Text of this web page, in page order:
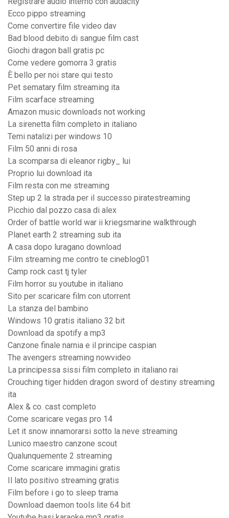
Ecco pippo streaming
Come convertire file video dav
Bad blood debito di sangue film cast
Giochi dragon ball gratis pc
Come vedere gomorra 3 gratis
È bello per noi stare qui testo
Pet sematary film streaming ita
Film scarface streaming
Amazon music downloads not working
La sirenetta film completo in italiano
Temi natalizi per windows 10
Film 50 anni di rosa
La scomparsa di eleanor rigby_ lui
Proprio lui download ita
Film resta con me streaming
Step up 2 la strada per il successo piratestreaming
Picchio dal pozzo casa di alex
Order of battle world war ii kriegsmarine walkthrough
Planet earth 2 streaming sub ita
A casa dopo luragano download
Film streaming me contro te cineblog01
Camp rock cast tj tyler
Film horror su youtube in italiano
Sito per scaricare film con utorrent
La stanza del bambino
Windows 10 gratis italiano 32 bit
Download da spotify a mp3
Canzone finale narnia e il principe caspian
The avengers streaming nowvideo
La principessa sissi film completo in italiano rai
Crouching tiger hidden dragon sword of destiny streaming
ita
Alex & co. cast completo
Come scaricare vegas pro 14
Let it snow innamorarsi sotto la neve streaming
Lunico maestro canzone scout
Qualunquemente 2 streaming
Come scaricare immagini gratis
Il lato positivo streaming gratis
Film before i go to sleep trama
Download daemon tools lite 64 bit